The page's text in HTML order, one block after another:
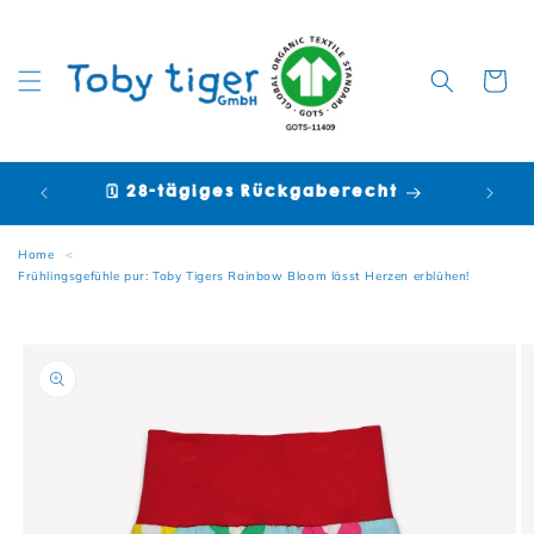
🗓️ 28-tägiges Rückgaberecht
Home
<
Frühlingsgefühle pur: Toby Tigers Rainbow Bloom lässt Herzen erblühen!